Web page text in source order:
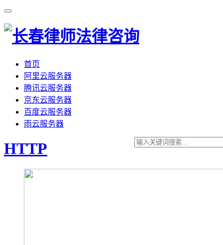
首页
阿里云服务器
腾讯云服务器
京东云服务器
百度云服务器
雨云服务器
HTTP